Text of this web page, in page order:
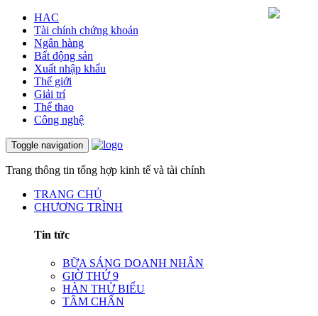
HAC
Tài chính chứng khoán
Ngân hàng
Bất động sản
Xuất nhập khẩu
Thế giới
Giải trí
Thể thao
Công nghệ
Toggle navigation
Trang thông tin tổng hợp kinh tế và tài chính
TRANG CHỦ
CHƯƠNG TRÌNH
Tin tức
BỮA SÁNG DOANH NHÂN
GIỜ THỨ 9
HÀN THỬ BIỂU
TÂM CHẤN